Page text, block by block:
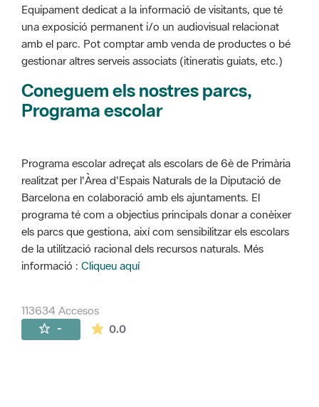
Equipament dedicat a la informació de visitants, que té
una exposició permanent i/o un audiovisual relacionat
amb el parc. Pot comptar amb venda de productes o bé
gestionar altres serveis associats (itineratis guiats, etc.)
Coneguem els nostres parcs,
Programa escolar
Programa escolar adreçat als escolars de 6è de Primària
realitzat per l'Àrea d'Espais Naturals de la Diputació de
Barcelona en colaboració amb els ajuntaments. El
programa té com a objectius principals donar a conèixer
els parcs que gestiona, així com sensibilitzar els escolars
de la utilització racional dels recursos naturals. Més
informació : Cliqueu aquí
113634 Accesos
- 0.0La valoración media es de 0 estrellas de